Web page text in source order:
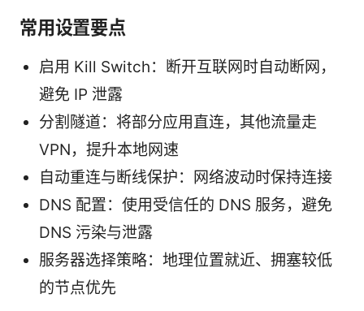
常用设置要点
启用 Kill Switch：断开互联网时自动断网，
避免 IP 泄露
分割隧道：将部分应用直连，其他流量走
VPN，提升本地网速
自动重连与断线保护：网络波动时保持连接
DNS 配置：使用受信任的 DNS 服务，避免
DNS 污染与泄露
服务器选择策略：地理位置就近、拥塞较低
的节点优先